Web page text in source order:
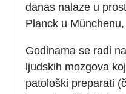
danas nalaze u
Planck u
Godinama se radi
ljudskih mozgova
patološki preparati